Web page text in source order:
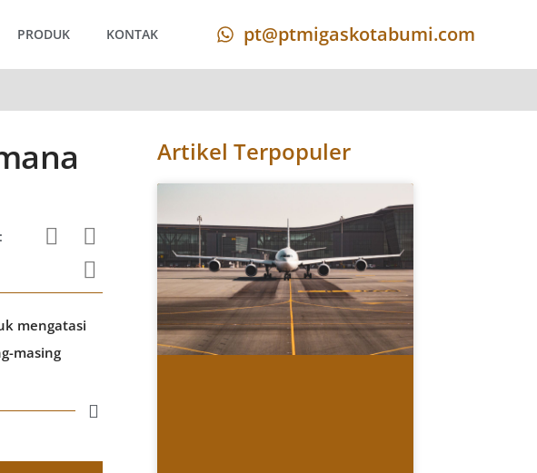
PRODUK KONTAK pt@ptmigaskotabumi.com
mengatasi
masing
Artikel Terpopuler